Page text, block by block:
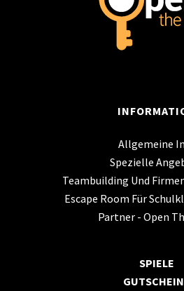
Allgemeine
Spezielle
Teambuilding Und
Escape Room Für
Partner - Open
SPIELE